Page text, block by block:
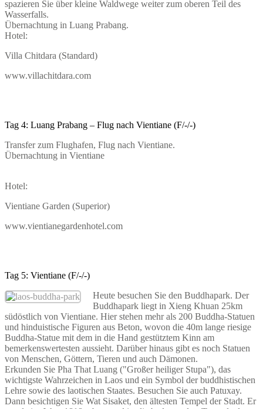
spazieren Sie über kleine Waldwege weiter zum oberen Teil des
Wasserfalls.
Übernachtung in Luang Prabang.
Hotel:
Villa Chitdara (Standard)
www.villachitdara.com
Tag 4: Luang Prabang – Flug nach Vientiane (F/-/-)
Transfer zum Flughafen, Flug nach Vientiane.
Übernachtung in Vientiane
Hotel:
Vientiane Garden (Superior)
www.vientianegardenhotel.com
Tag 5: Vientiane (F/-/-)
Heute besuchen Sie den Buddhapark. Der
Buddhapark liegt in Xieng Khuan 25km
südöstlich von Vientiane. Hier stehen mehr als 200 Buddha-Statuen
und hinduistische Figuren aus Beton, wovon die 40m lange riesige
Buddha-Statue mit dem in die Hand gestütztem Kinn am
bemerkenswertesten aussieht. Darüber hinaus gibt es noch Statuen
von Menschen, Göttern, Tieren und auch Dämonen.
Erkunden Sie Pha That Luang ("Großer heiliger Stupa"), das
wichtigste Wahrzeichen in Laos und ein Symbol der buddhistischen
Lehre sowie des laotischen Staates. Besuchen Sie auch Patuxay.
Dann besichtigen Sie Wat Sisaket, den ältesten Tempel der Stadt. Er